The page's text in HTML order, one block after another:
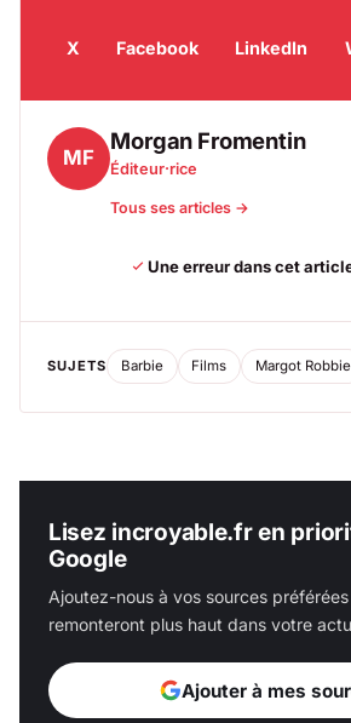
X Facebook LinkedIn
MF
Morgan Fromentin
Éditeur·rice
Tous ses articles →
Une erreur dans cet
SUJETS Barbie Films Margot Robbie
Lisez incroyable.fr en
Google
Ajoutez-nous à vos sources
remonteront plus haut dans votre
Ajouter à mes